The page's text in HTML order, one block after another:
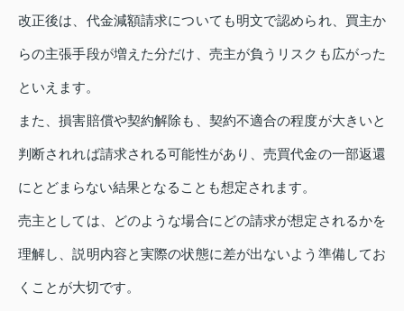
改正後は、代金減額請求についても明文で認められ、買主か
らの主張手段が増えた分だけ、売主が負うリスクも広がった
といえます。
また、損害賠償や契約解除も、契約不適合の程度が大きいと
判断されれば請求される可能性があり、売買代金の一部返還
にとどまらない結果となることも想定されます。
売主としては、どのような場合にどの請求が想定されるかを
理解し、説明内容と実際の状態に差が出ないよう準備してお
くことが大切です。